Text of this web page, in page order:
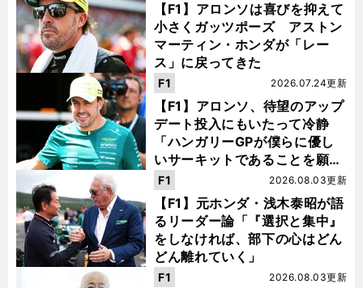
【F1】アロンソは喜びを抑えて
小さくガッツポーズ アストン
マーティン・ホンダが「レー
ス」に戻ってきた
【F1】アロンソ、待望のアップ
デート投入にもいたって冷静
「ハンガリーGPが僕らに優し
いサーキットであることを願
う」
2026.07.24更新
F1
【F1】元ホンダ・浅木泰昭が語
るリーダー論「『選択と集中』
をしなければ、部下の心はどん
どん離れていく」
2026.08.03更新
F1
2026.08.03更新
F1